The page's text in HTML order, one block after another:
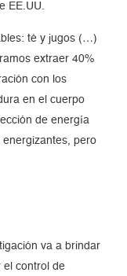
EE.UU.
té y jugos (…)
extraer 40%
con los
en el cuerpo
de energía
pero
va a brindar
el control de